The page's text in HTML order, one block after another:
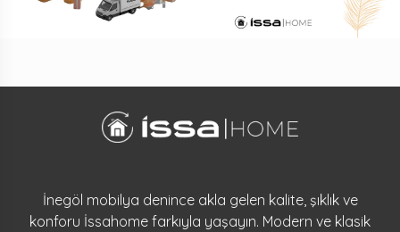
İnegöl mobilya denince akla gelen kalite, şıklık ve
konforu İssahome farkıyla yaşayın. Modern ve klasik